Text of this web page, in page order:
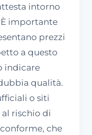
intorno
È importante
prezzi
a questo
indicare
qualità.
o siti
rischio di
che